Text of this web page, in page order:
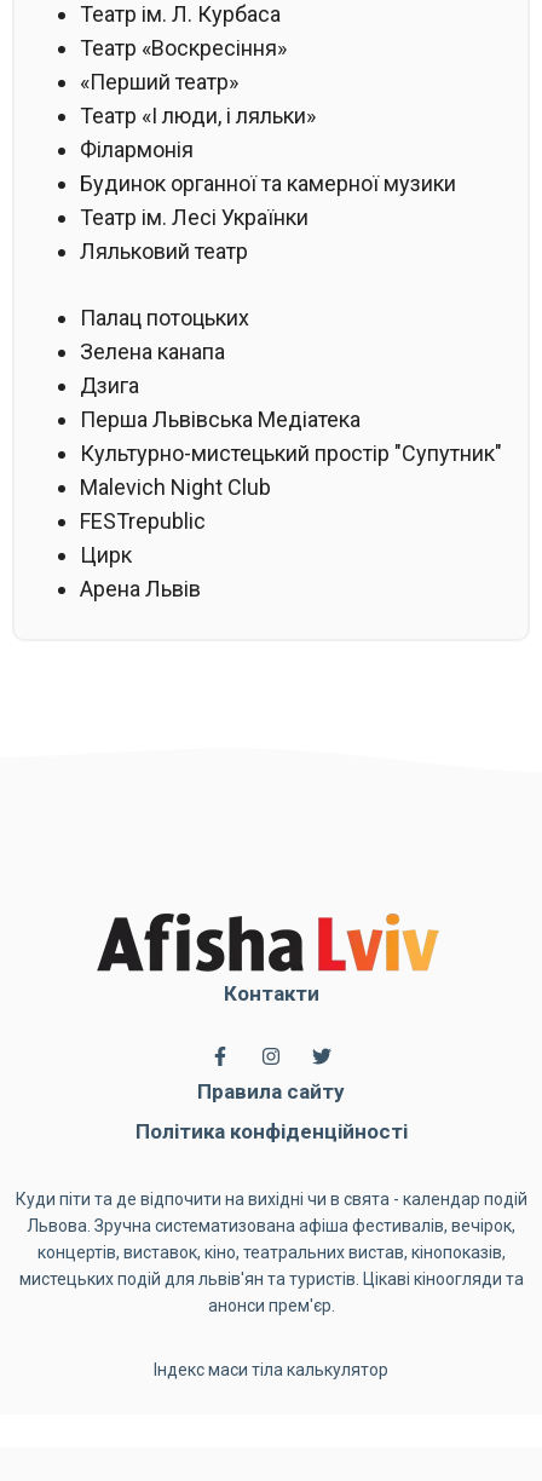
Театр ім. Л. Курбаса
Театр «Воскресіння»
«Перший театр»
Театр «І люди, і ляльки»
Філармонія
Будинок органної та камерної музики
Театр ім. Лесі Українки
Ляльковий театр
Палац потоцьких
Зелена канапа
Дзига
Перша Львівська Медіатека
Культурно-мистецький простір "Супутник"
Malevich Night Club
FESTrepublic
Цирк
Арена Львів
Контакти
Правила сайту
Політика конфіденційності
Куди піти та де відпочити на вихідні чи в свята - календар подій
Львова. Зручна систематизована афіша фестивалів, вечірок,
концертів, виставок, кіно, театральних вистав, кінопоказів,
мистецьких подій для львів'ян та туристів. Цікаві кіноогляди та
анонси прем'єр.
Індекс маси тіла калькулятор